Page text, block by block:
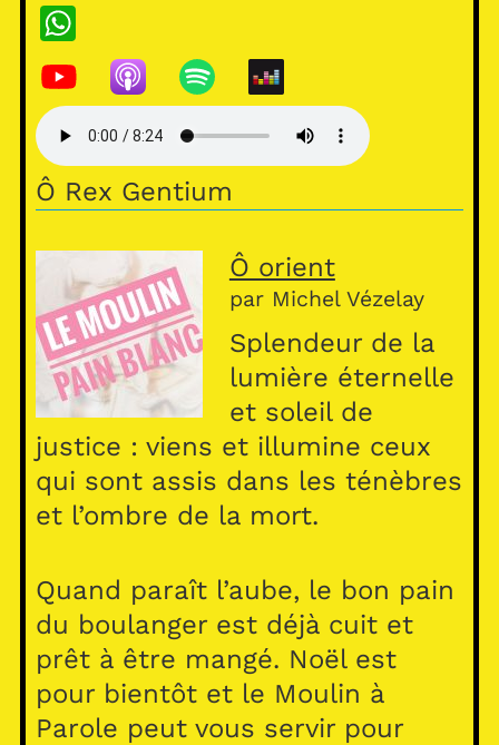
W
h
at
s
A
p
Ô Rex Gentium
Ô orient
par Michel Vézelay
Splendeur de la
lumière éternelle
et soleil de
justice : viens et illumine ceux
qui sont assis dans les ténèbres
et l’ombre de la mort.
Quand paraît l’aube, le bon pain
du boulanger est déjà cuit et
prêt à être mangé. Noël est
pour bientôt et le Moulin à
Parole peut vous servir pour